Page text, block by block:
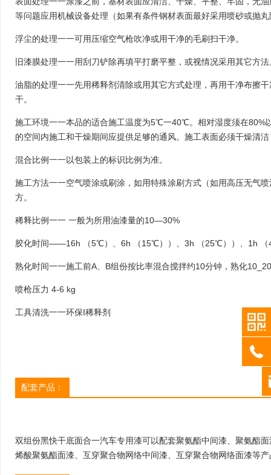
等问题应用机械设备处理（如果有条件钢材表面最好采用喷砂或抛
浮尘的处理一一可用压缩空气枪吹净或用干净的毛刷扫干净。
旧漆膜处理一一用刮刀铲除再填平打磨平整，或视情况采用其它方法
油脂的处理一一先用稀释剂清除或用其它方式处理，再用干净布擦
干。
施工环境一一本品的适合施工温度为5℃一40℃。相对湿度须在80%
的空间内施工和干燥期间应提供足够的通风。施工表面必须干燥清
混合比例一一以包装上的标识比例为准。
施工方法一一空气喷涂或刷涂，如用特殊涂刷方式（如用高压无气
方。
稀释比例一一 一般为所用油漆量的10—30%
胶化时间——16h （5℃）、6h （15℃））、3h （25℃））、1h
熟化时间一一施工前A、B组份按比率混合搅拌约10分钟，熟化
喷枪压力 4-6 kg
工具清洗一一环保I稀释剂
配套产品：
双组份黑快干底面合一汽车专用漆可以配套聚氨酯中间漆、聚氨酯
烯酸聚氨酯面漆、互穿聚合物网络中间漆、互穿聚合物网络面漆等
西藏拉萨圣地天堂洲际大饭店
发布时间：2021-03-23
项目概况：在静静流淌的拉萨河畔，一栋
天堂洲际大饭店。其外观在体现藏区“尚
白”的基础上，把“漂浮的白云，层叠的雪
域高原的特色，这个新地标占地350亩，
蜜桃免费视频面积达15.77万平方米，
1200个客房，2000多个床位，是众多蜜
桃免费视频的组群。圣地天堂大酒店的室
内设计由北京圣唐古驿设计事务所完成。
对酒店配套功能，如酒店大堂、迎宾区、
进行了合理的规划和行人路线设计。设计
按照洲际酒店管理集团的标准进行客房区
适、温馨的客房。其次，在风格上，以欧
欧空间设计中。在恢宏的欧式风格中不断
闪耀着藏地文化的符号。
西安奥体中心中轴公园
发布时间：2021-03-
位于西安国际港务区
化）和商业蜜桃免费
化（含天桥配套绿化
体绿化、水景、绿道
园过街连廊将中轴公
在一起。建成后将成
圣地。全运会到来时
以及陆港幸福岸线将